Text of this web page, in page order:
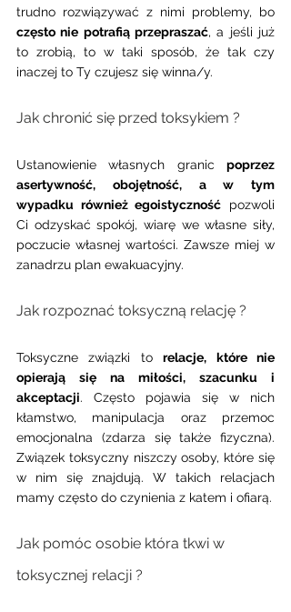
często nie potrafią przepraszać, a jeśli już
to zrobią, to w taki sposób, że tak czy
inaczej to Ty czujesz się winna/y.
Jak chronić się przed toksykiem ?
Ustanowienie własnych granic poprzez
asertywność, obojętność, a w tym
wypadku również egoistyczność pozwoli
Ci odzyskać spokój, wiarę we własne siły,
poczucie własnej wartości. Zawsze miej w
zanadrzu plan ewakuacyjny.
Jak rozpoznać toksyczną relację ?
Toksyczne związki to relacje, które nie
opierają się na miłości, szacunku i
akceptacji. Często pojawia się w nich
kłamstwo, manipulacja oraz przemoc
emocjonalna (zdarza się także fizyczna).
Związek toksyczny niszczy osoby, które się
w nim się znajdują. W takich relacjach
mamy często do czynienia z katem i ofiarą.
Jak pomóc osobie która tkwi w
toksycznej relacji ?